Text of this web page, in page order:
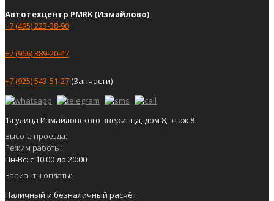
Автотехцентр PMRK (Измайлово)
+7 (495) 223-38-90
+7 (966) 389-20-47
+7 (925) 543-51-27(Запчасти)
1я улица Измайловского зверинца, дом 8, этаж 8
Высота проезда:
Режим работы:
Пн-Вс: с 10:00 до 20:00
Варианты оплаты:
Наличный и безналичный расчёт